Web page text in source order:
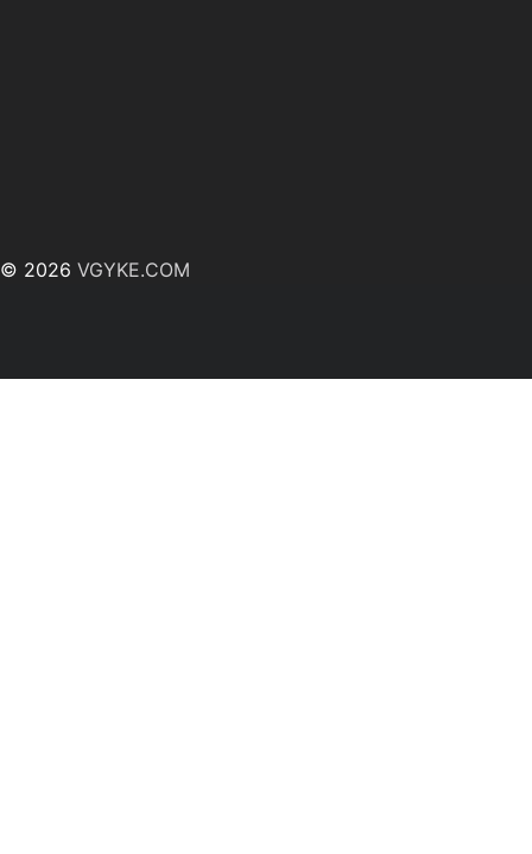
© 2026 VGYKE.COM